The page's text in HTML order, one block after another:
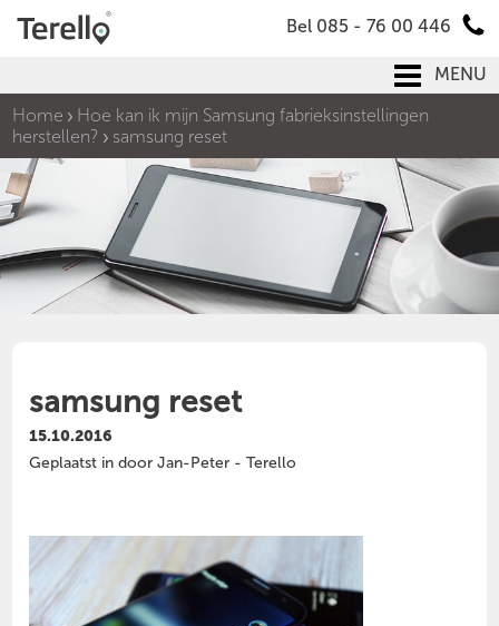
Bel 085 - 76 00 446
MENU
Home
Hoe kan ik mijn Samsung fabrieksinstellingen
herstellen?
samsung reset
samsung reset
15.10.2016
Geplaatst in door Jan-Peter - Terello